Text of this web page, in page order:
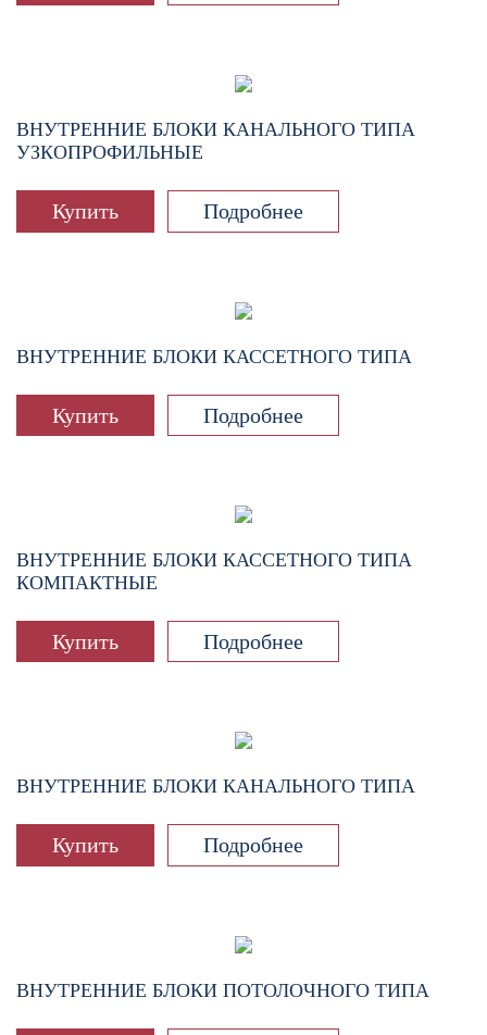
ВНУТРЕННИЕ БЛОКИ КАНАЛЬНОГО ТИПА
УЗКОПРОФИЛЬНЫЕ
Купить Подробнее
ВНУТРЕННИЕ БЛОКИ КАССЕТНОГО ТИПА
Купить Подробнее
ВНУТРЕННИЕ БЛОКИ КАССЕТНОГО ТИПА
КОМПАКТНЫЕ
Купить Подробнее
ВНУТРЕННИЕ БЛОКИ КАНАЛЬНОГО ТИПА
Купить Подробнее
ВНУТРЕННИЕ БЛОКИ ПОТОЛОЧНОГО ТИПА